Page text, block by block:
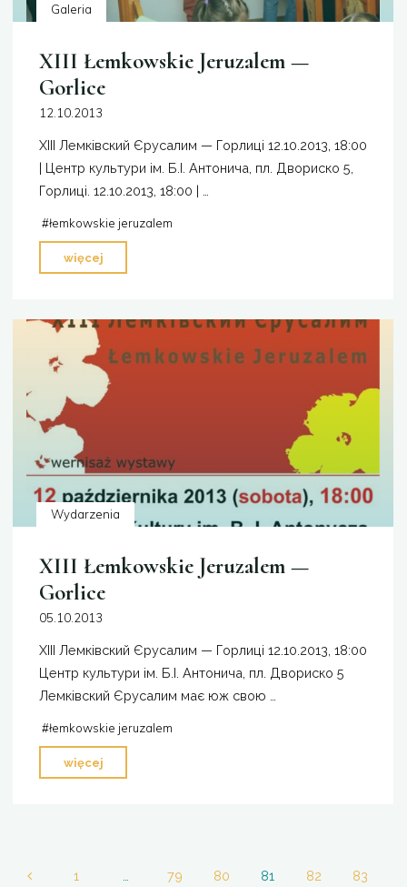
Galeria
XIII Łemkowskie Jeruzalem —
Gorlice
12.10.2013
XIII Лемківский Єрусалим — Горлиці 12.10.2013, 18:00
| Центр культури ім. Б.І. Антонича, пл. Двориско 5,
Горлиці. 12.10.2013, 18:00 | …
#łemkowskie jeruzalem
więcej
Łemkowskie
—
Gorlice"
Wydarzenia
XIII Łemkowskie Jeruzalem —
Gorlice
05.10.2013
XIII Лемківский Єрусалим — Горлиці 12.10.2013, 18:00
Центр культури ім. Б.І. Антонича, пл. Двориско 5
Лемківский Єрусалим має юж свою …
#łemkowskie jeruzalem
więcej
Łemkowskie
1 79 80 81 82 83